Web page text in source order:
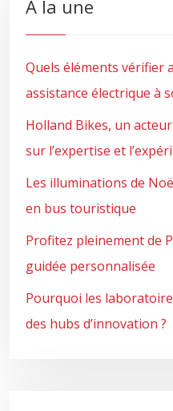
À la une
Quels éléments vérifier
assistance électrique à
Holland Bikes, un
sur l’expertise et
Les illuminations de
en bus touristique
Profitez pleinement de
guidée personnalisée
Pourquoi les
des hubs d’innovation ?